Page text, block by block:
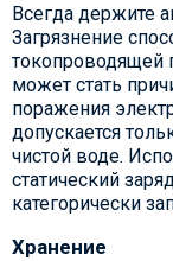
Всегда держите
Загрязнение
токопроводящей
может стать
поражения
допускается
чистой воде.
статический
категорически
Хранение